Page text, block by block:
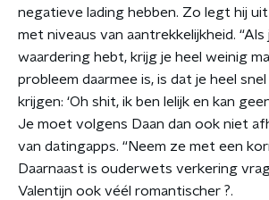
negatieve lading hebben. Zo legt hij
met niveaus van aantrekkelijkheid. “Als
waardering hebt, krijg je heel weinig
probleem daarmee is, is dat je heel
krijgen: ‘Oh shit, ik ben lelijk en kan
Je moet volgens Daan dan ook niet
van datingapps. “Neem ze met een
Daarnaast is ouderwets verkering
Valentijn ook véél romantischer ?.